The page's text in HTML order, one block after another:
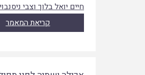
חיים יואל בלוך וצבי
קריאת המאמר